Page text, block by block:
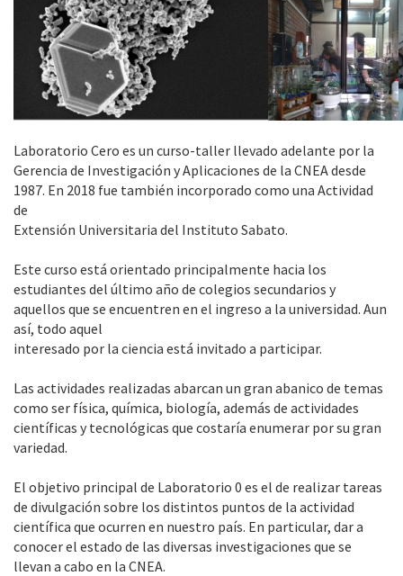
Laboratorio Cero es un curso-taller llevado adelante por la
Gerencia de Investigación y Aplicaciones de la CNEA desde
1987. En 2018 fue también incorporado como una Actividad
de
Extensión Universitaria del Instituto Sabato.
Este curso está orientado principalmente hacia los
estudiantes del último año de colegios secundarios y
aquellos que se encuentren en el ingreso a la universidad. Aun
así, todo aquel
interesado por la ciencia está invitado a participar.
Las actividades realizadas abarcan un gran abanico de temas
como ser física, química, biología, además de actividades
científicas y tecnológicas que costaría enumerar por su gran
variedad.
El objetivo principal de Laboratorio 0 es el de realizar tareas
de divulgación sobre los distintos puntos de la actividad
científica que ocurren en nuestro país. En particular, dar a
conocer el estado de las diversas investigaciones que se
llevan a cabo en la CNEA.